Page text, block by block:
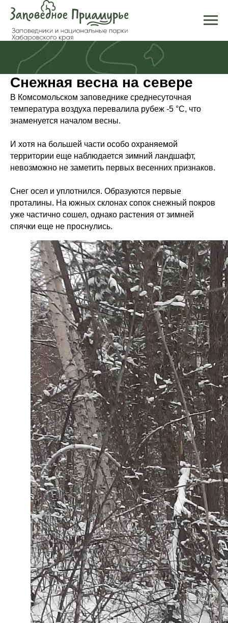
Снежная весна на севере
В Комсомольском заповеднике среднесуточная
температура воздуха перевалила рубеж -5 °С, что
знаменуется началом весны.
И хотя на большей части особо охраняемой
территории еще наблюдается зимний ландшафт,
невозможно не заметить первых весенних признаков.
Снег осел и уплотнился. Образуются первые
проталины. На южных склонах сопок снежный покров
уже частично сошел, однако растения от зимней
спячки еще не проснулись.